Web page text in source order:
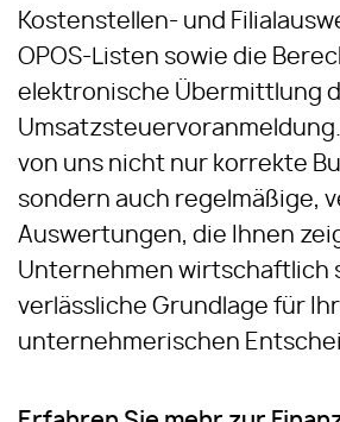
Kostenstellen- und
OPOS-Listen sowie die
elektronische Übermittlung
von uns nicht nur korrekte
sondern auch regelmäßige,
Auswertungen, die Ihnen
Unternehmen wirtschaftlich
verlässliche Grundlage für
unternehmerischen